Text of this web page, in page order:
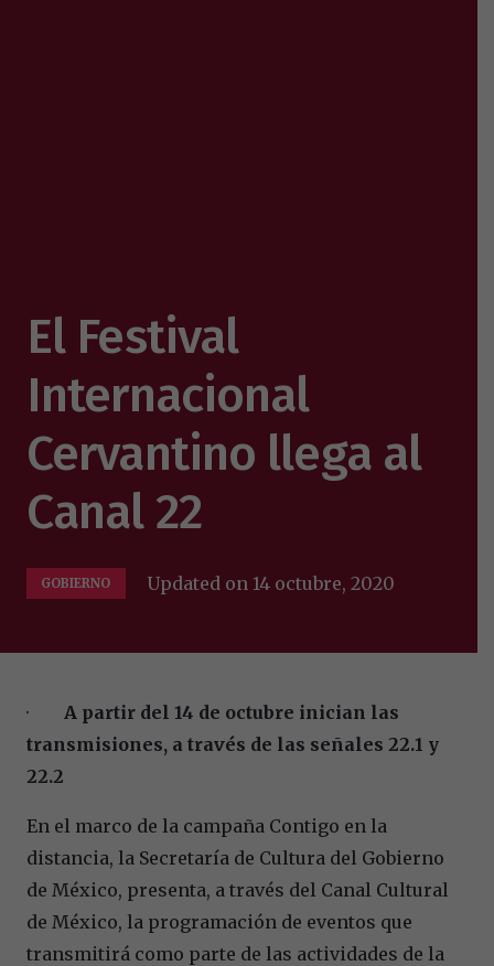
El Festival
Internacional
Cervantino llega al
Canal 22
GOBIERNO Updated on 14 octubre, 2020
· A partir del 14 de octubre inician las
transmisiones, a través de las señales 22.1 y
22.2
En el marco de la campaña Contigo en la
distancia, la Secretaría de Cultura del Gobierno
de México, presenta, a través del Canal Cultural
de México, la programación de eventos que
transmitirá como parte de las actividades de la